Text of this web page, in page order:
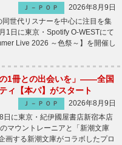
Ｊ－ＰＯＰ
2026年8月9日
世代リスナーを中心に注目を集
1日に東京・Spotify O-WESTにて
Live 2026 ～色祭～】を開催し
の1冊との出会いを」――全国
ィ【本パ】がスタート
Ｊ－ＰＯＰ
2026年8月9日
に東京・紀伊國屋書店新宿本店
マウントレーニアと「新潮文庫
画する新潮文庫がコラボしたプロ